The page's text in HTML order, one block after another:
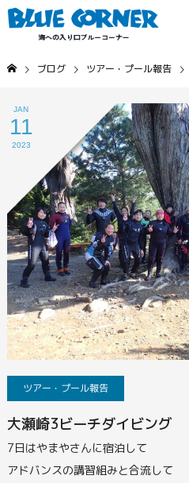
ブログ ツアー・プール報告
JAN
11
2023
ツアー・プール報告
大瀬崎3ビーチダイビング
7日はやまやさんに宿泊して
アドバンスの講習組みと合流して